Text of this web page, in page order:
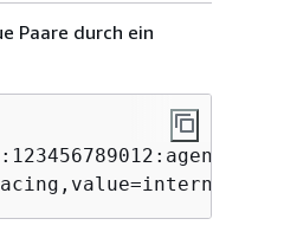
Paare durch ein